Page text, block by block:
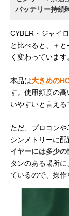
バッテリー持続
CYBER・ジャイ
と比べると、＋
く変わっています
本品は大きめの
す。使用頻度の
いやすいと言える
ただ、プロコン
シンメトリーに配
イヤーには多少
タンのある場所
ているので、操作